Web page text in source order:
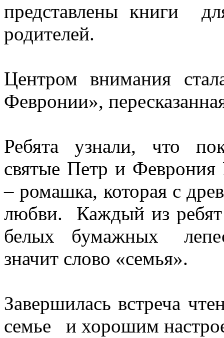
представлены книги
родителей.
Центром внимания
Февронии»,
Ребята узнали, что
святые Петр и
– ромашка, которая с
любви. Каждый из
белых бумажных
значит слово «семья».
Завершилась встреча
семье и хорошим